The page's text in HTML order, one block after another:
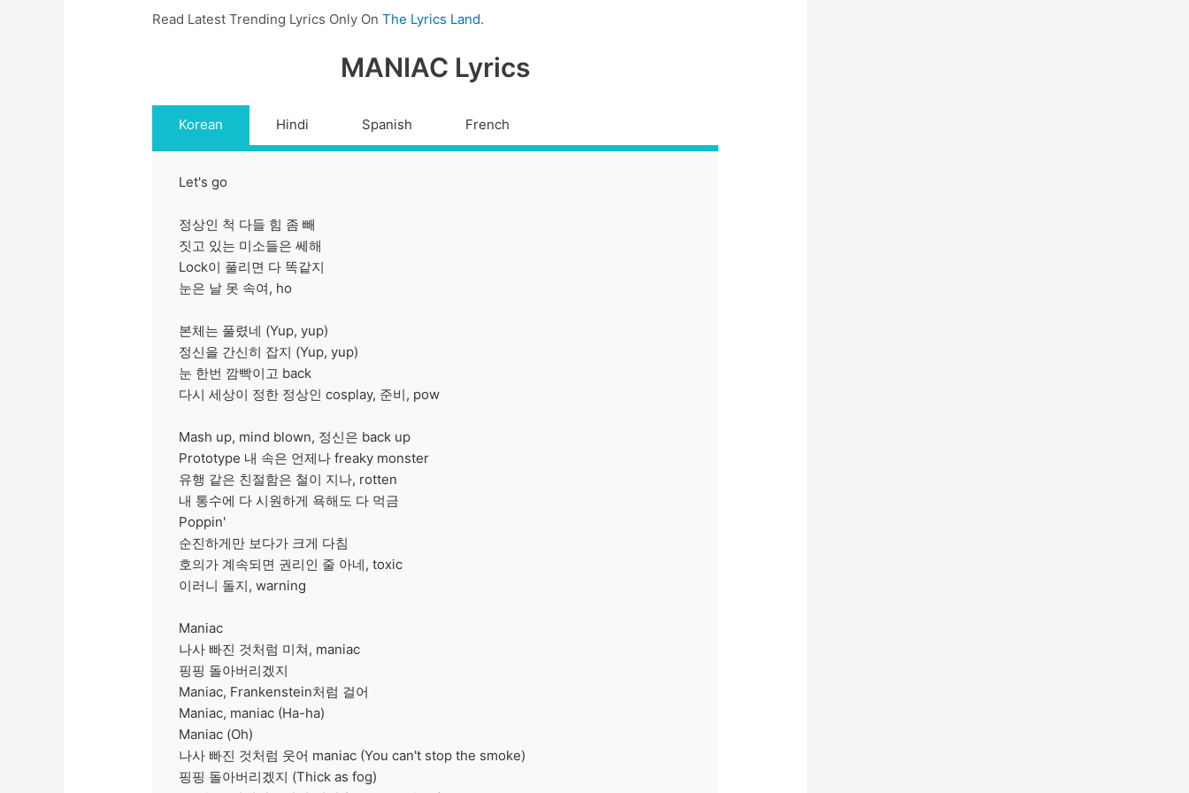
Read Latest Trending Lyrics Only OnThe Lyrics Land.
MANIAC Lyrics
Korean Hindi Spanish French
Let's go
정상인 척 다들 힘 좀 빼
짓고 있는 미소들은 쎄해
Lock이 풀리면 다 똑같지
눈은 날 못 속여, ho
본체는 풀렸네 (Yup, yup)
정신을 간신히 잡지 (Yup, yup)
눈 한번 깜빡이고 back
다시 세상이 정한 정상인 cosplay, 준비, pow
Mash up, mind blown, 정신은 back up
Prototype 내 속은 언제나 freaky monster
유행 같은 친절함은 철이 지나, rotten
내 통수에 다 시원하게 욕해도 다 먹금
Poppin'
순진하게만 보다가 크게 다침
호의가 계속되면 권리인 줄 아네, toxic
이러니 돌지, warning
Maniac
나사 빠진 것처럼 미쳐, maniac
핑핑 돌아버리겠지
Maniac, Frankenstein처럼 걸어
Maniac, maniac (Ha-ha)
Maniac (Oh)
나사 빠진 것처럼 웃어 maniac (You can't stop the smoke)
핑핑 돌아버리겠지 (Thick as fog)